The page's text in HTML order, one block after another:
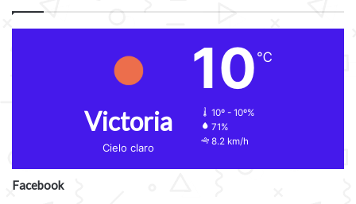
Victoria
Cielo claro
10 ℃
10º - 10º%
71%
8.2 km/h
Facebook